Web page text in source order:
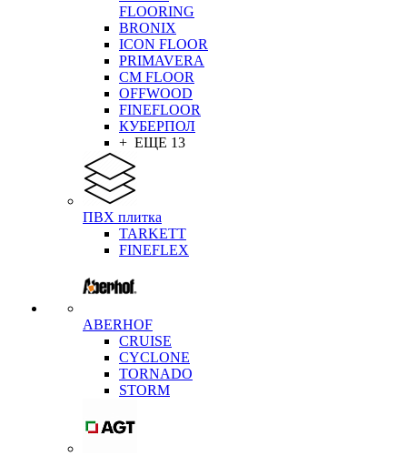
FLOORING
BRONIX
ICON FLOOR
PRIMAVERA
CM FLOOR
OFFWOOD
FINEFLOOR
КУБЕРПОЛ
+ ЕЩЕ 13
ПВХ плитка
TARKETT
FINEFLEX
ABERHOF
CRUISE
CYCLONE
TORNADO
STORM